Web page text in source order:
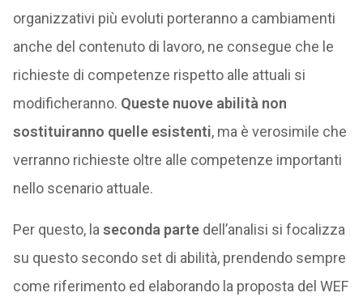
organizzativi più evoluti porteranno a cambiamenti
anche del contenuto di lavoro, ne consegue che le
richieste di competenze rispetto alle attuali si
modificheranno. Queste nuove abilità non
sostituiranno quelle esistenti, ma è verosimile che
verranno richieste oltre alle competenze importanti
nello scenario attuale.
Per questo, laseconda parte dell’analisi si focalizza
su questo secondo set di abilità, prendendo sempre
come riferimento ed elaborando la proposta del WEF